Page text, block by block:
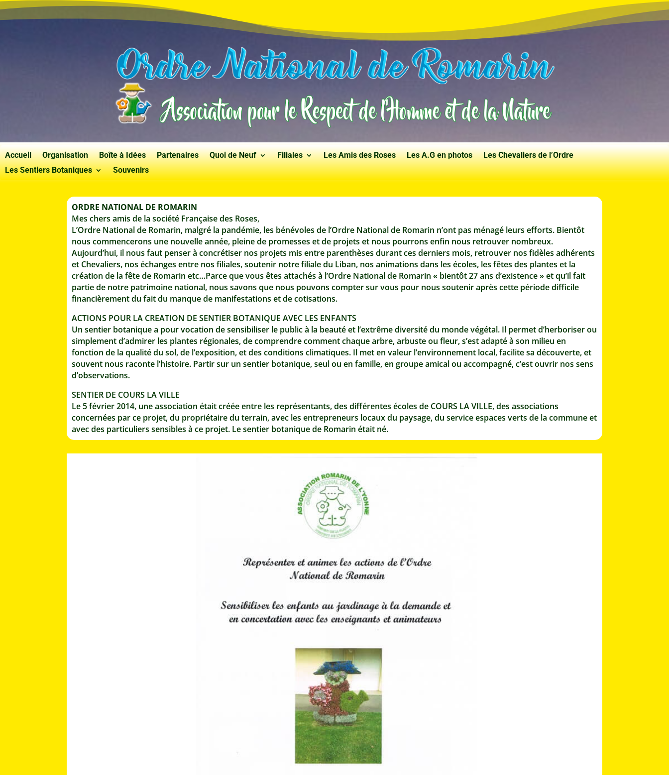
Accueil Organisation Boîte à Idées Partenaires Quoi de Neuf Filiales Les Amis des Roses Les A.G en photos
Les Chevaliers de l’Ordre
Les Sentiers Botaniques
Souvenirs
ORDRE NATIONAL DE ROMARIN
Mes chers amis de la société Française des Roses,
L’Ordre National de Romarin, malgré la pandémie, les bénévoles de l’Ordre National de Romarin n’ont pas ménagé leurs efforts. Bientôt
nous commencerons une nouvelle année, pleine de promesses et de projets et nous pourrons enfin nous retrouver nombreux.
Aujourd’hui, il nous faut penser à concrétiser nos projets mis entre parenthèses durant ces derniers mois, retrouver nos fidèles adhérents
et Chevaliers, nos échanges entre nos filiales, soutenir notre filiale du Liban, nos animations dans les écoles, les fêtes des plantes et la
création de la fête de Romarin etc…Parce que vous êtes attachés à l’Ordre National de Romarin « bientôt 27 ans d’existence » et qu’il fait
partie de notre patrimoine national, nous savons que nous pouvons compter sur vous pour nous soutenir après cette période difficile
financièrement du fait du manque de manifestations et de cotisations.
ACTIONS POUR LA CREATION DE SENTIER BOTANIQUE AVEC LES ENFANTS
Un sentier botanique a pour vocation de sensibiliser le public à la beauté et l’extrême diversité du monde végétal. Il permet d’herboriser ou
simplement d’admirer les plantes régionales, de comprendre comment chaque arbre, arbuste ou fleur, s’est adapté à son milieu en
fonction de la qualité du sol, de l’exposition, et des conditions climatiques. Il met en valeur l’environnement local, facilite sa découverte, et
souvent nous raconte l’histoire. Partir sur un sentier botanique, seul ou en famille, en groupe amical ou accompagné, c’est ouvrir nos sens
d’observations.
SENTIER DE COURS LA VILLE
Le 5 février 2014, une association était créée entre les représentants, des différentes écoles de COURS LA VILLE, des associations
concernées par ce projet, du propriétaire du terrain, avec les entrepreneurs locaux du paysage, du service espaces verts de la commune et
avec des particuliers sensibles à ce projet. Le sentier botanique de Romarin était né.